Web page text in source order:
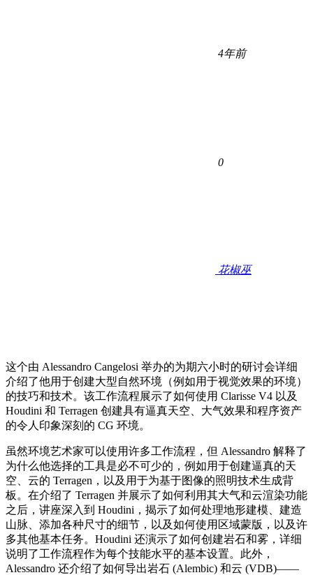
4年前
0
花椒巫
这个由 Alessandro Cangelosi 举办的为期六小时的研讨会详细
介绍了他用于创建大型自然环境（例如用于视觉效果的环境）
的技巧和技术。该工作流程展示了如何使用 Clarisse V4 以及
Houdini 和 Terragen 创建具有逼真天空、大气效果和程序资产
的令人印象深刻的 CG 环境。
虽然环境艺术家可以使用许多工作流程，但 Alessandro 解释了
为什么他选择的工具是必不可少的，例如用于创建逼真的天
空、云的 Terragen，以及用于为基于图像的照明技术生成背
板。在介绍了 Terragen 并展示了如何利用其大气和云渲染功能
之后，讲座深入到 Houdini，揭示了如何处理地形建模、建造
山脉、添加各种尺寸的细节，以及如何使用区域蒙版，以及许
多其他基本任务。Houdini 还演示了如何创建岩石和雾，详细
说明了工作流程作为每个技能水平的基本设置。此外，
Alessandro 还介绍了如何导出岩石 (Alembic) 和云 (VDB)——